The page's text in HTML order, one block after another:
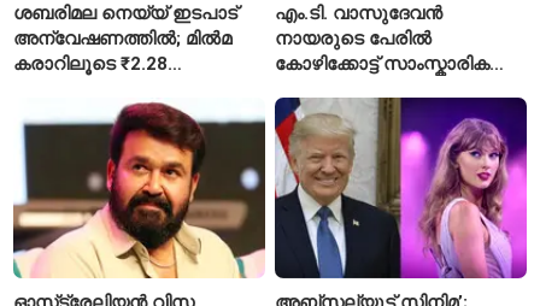
ശബരിമല നെയ്യ് ഇടപാട്
അന്വേഷണത്തിൽ; മിൽമ
കരാറിലൂടെ ₹2.28
എഫ്ഐആർ
എം.ടി. വാസുദേവൻ
നായരുടെ പേരിൽ
കോഴിക്കോട്ട് സാംസ്കാരിക
പ്രവർത്തനങ്ങൾക്ക് ₹50
കോടി